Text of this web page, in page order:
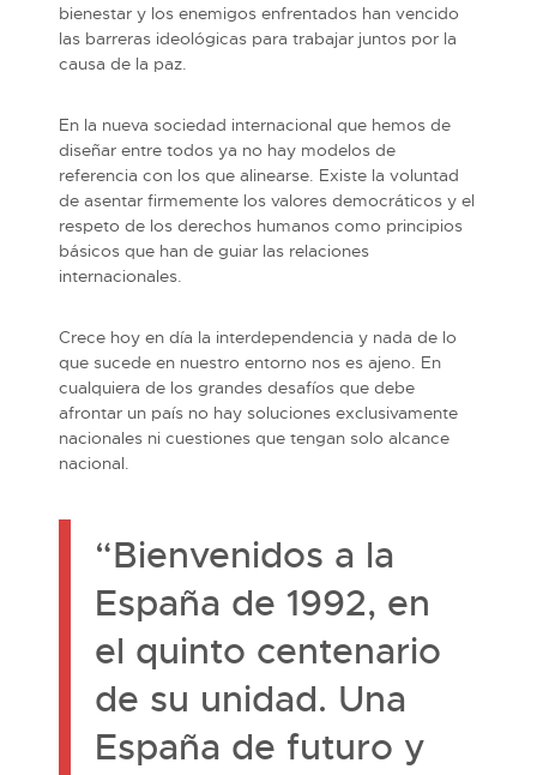
bienestar y los enemigos enfrentados han vencido
las barreras ideológicas para trabajar juntos por la
causa de la paz.
En la nueva sociedad internacional que hemos de
diseñar entre todos ya no hay modelos de
referencia con los que alinearse. Existe la voluntad
de asentar firmemente los valores democráticos y el
respeto de los derechos humanos como principios
básicos que han de guiar las relaciones
internacionales.
Crece hoy en día la interdependencia y nada de lo
que sucede en nuestro entorno nos es ajeno. En
cualquiera de los grandes desafíos que debe
afrontar un país no hay soluciones exclusivamente
nacionales ni cuestiones que tengan solo alcance
nacional.
“Bienvenidos a la
España de 1992, en
el quinto centenario
de su unidad. Una
España de futuro y